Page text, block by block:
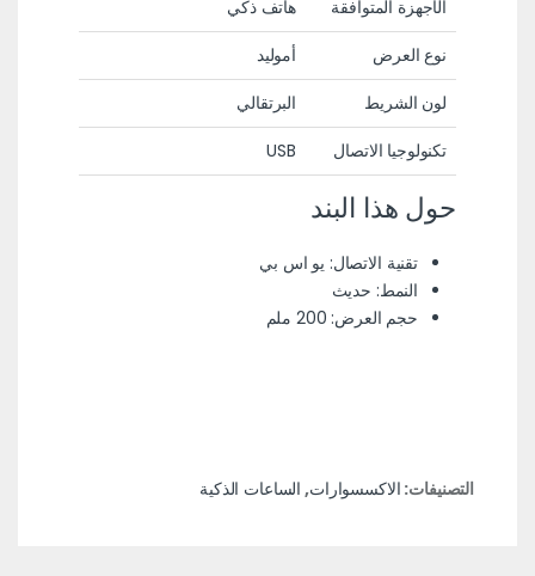
الأجهزة المتوافقة
هاتف ذكي
نوع العرض
أموليد
لون الشريط
البرتقالي
تكنولوجيا الاتصال
USB
حول هذا البند
تقنية الاتصال: يو اس بي
النمط: حديث
حجم العرض: 200 ملم
التصنيفات: الاكسسوارات, الساعات الذكية